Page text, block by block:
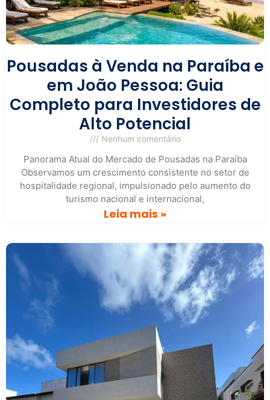
Pousadas à Venda na Paraíba e
em João Pessoa: Guia
Completo para Investidores de
Alto Potencial
Nenhum comentário
Panorama Atual do Mercado de Pousadas na Paraíba
Observamos um crescimento consistente no setor de
hospitalidade regional, impulsionado pelo aumento do
turismo nacional e internacional,
Leia mais »